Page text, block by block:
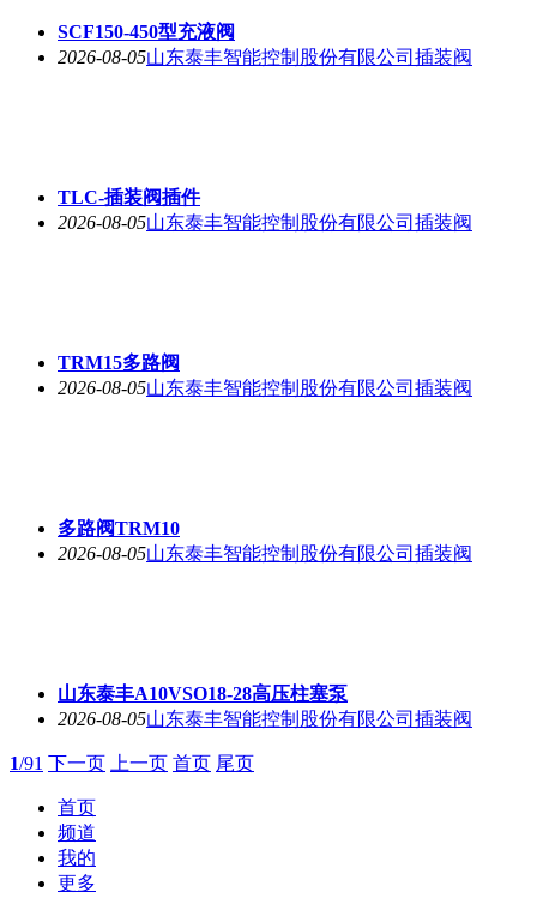
SCF150-450型充液阀
2026-08-05山东泰丰智能控制股份有限公司插装阀
TLC-插装阀插件
2026-08-05山东泰丰智能控制股份有限公司插装阀
TRM15多路阀
2026-08-05山东泰丰智能控制股份有限公司插装阀
多路阀TRM10
2026-08-05山东泰丰智能控制股份有限公司插装阀
山东泰丰A10VSO18-28高压柱塞泵
2026-08-05山东泰丰智能控制股份有限公司插装阀
1/91 下一页 上一页 首页 尾页
首页
频道
我的
更多